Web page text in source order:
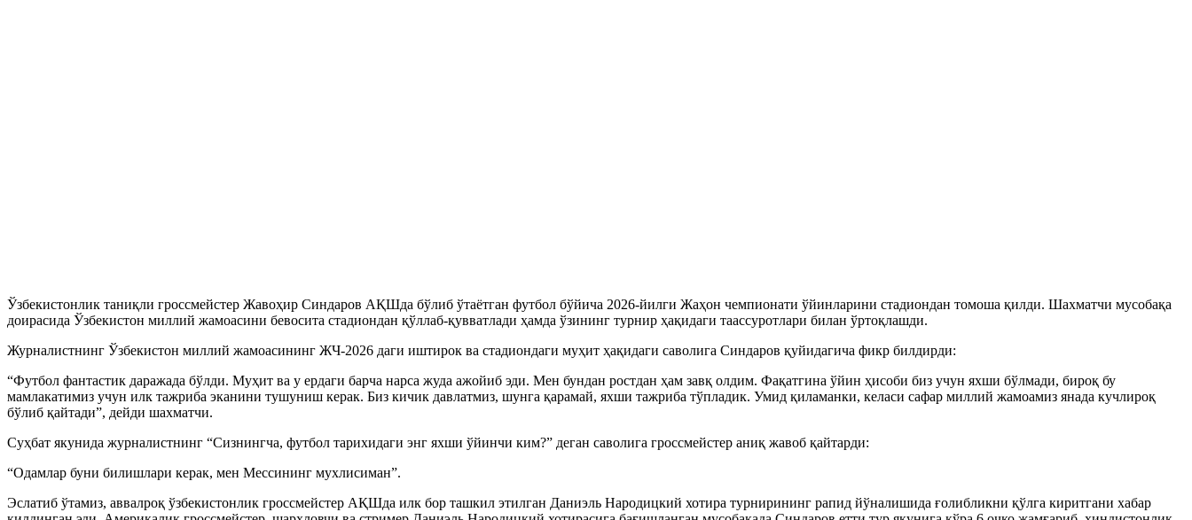
Ўзбекистонлик таниқли гроссмейстер Жавоҳир Синдаров АҚШда бўлиб ўтаётган футбол бўйича 2026-йилги Жаҳон чемпионати ўйинларини стадиондан томоша қилди. Шахматчи мусобақа
доирасида Ўзбекистон миллий жамоасини бевосита стадиондан қўллаб-қувватлади ҳамда ўзининг турнир ҳақидаги таассуротлари билан ўртоқлашди.
Журналистнинг Ўзбекистон миллий жамоасининг ЖЧ-2026 даги иштирок ва стадиондаги муҳит ҳақидаги саволига Синдаров қуйидагича фикр билдирди:
“Футбол фантастик даражада бўлди. Муҳит ва у ердаги барча нарса жуда ажойиб эди. Мен бундан ростдан ҳам завқ олдим. Фақатгина ўйин ҳисоби биз учун яхши бўлмади, бироқ бу
мамлакатимиз учун илк тажриба эканини тушуниш керак. Биз кичик давлатмиз, шунга қарамай, яхши тажриба тўпладик. Умид қиламанки, келаси сафар миллий жамоамиз янада кучлироқ
бўлиб қайтади”, дейди шахматчи.
Суҳбат якунида журналистнинг “Сизнингча, футбол тарихидаги энг яхши ўйинчи ким?” деган саволига гроссмейстер аниқ жавоб қайтарди:
“Одамлар буни билишлари керак, мен Мессининг мухлисиман”.
Эслатиб ўтамиз, аввалроқ ўзбекистонлик гроссмейстер АҚШда илк бор ташкил этилган Даниэль Народицкий хотира турнирининг рапид йўналишида ғолибликни қўлга киритгани хабар